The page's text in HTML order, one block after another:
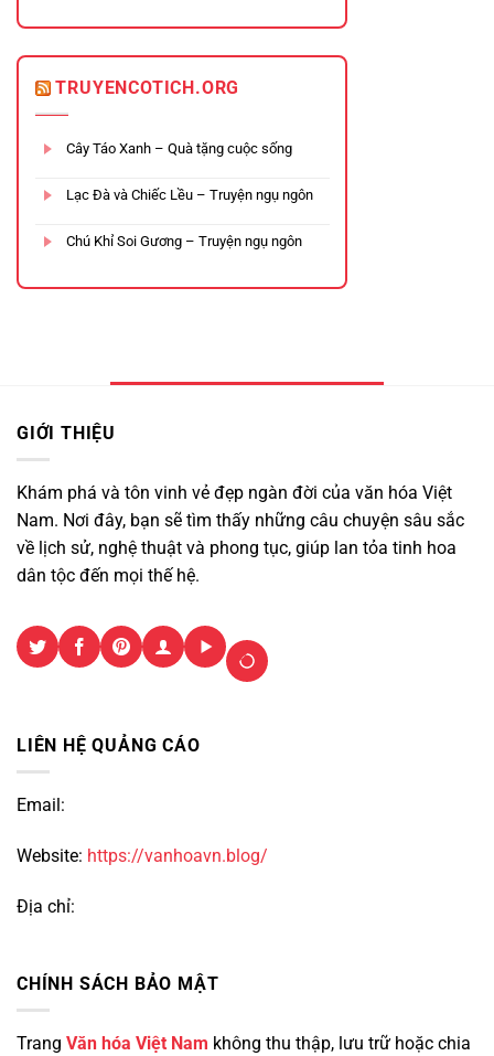
TRUYENCOTICH.ORG
Cây Táo Xanh – Quà tặng cuộc sống
Lạc Đà và Chiếc Lều – Truyện ngụ ngôn
Chú Khỉ Soi Gương – Truyện ngụ ngôn
GIỚI THIỆU
Khám phá và tôn vinh vẻ đẹp ngàn đời của văn hóa Việt
Nam. Nơi đây, bạn sẽ tìm thấy những câu chuyện sâu sắc
về lịch sử, nghệ thuật và phong tục, giúp lan tỏa tinh hoa
dân tộc đến mọi thế hệ.
LIÊN HỆ QUẢNG CÁO
Email:
Website: https://vanhoavn.blog/
Địa chỉ:
CHÍNH SÁCH BẢO MẬT
Trang Văn hóa Việt Nam không thu thập, lưu trữ hoặc chia